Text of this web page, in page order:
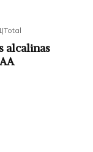
|Total
alcalinas